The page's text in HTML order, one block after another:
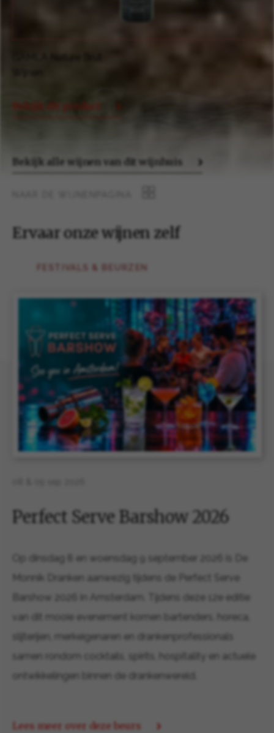
Bekijk dit product
Bekijk alle wijnen van dit wijnhuis
Ervaar onze wijnen zelf
Perfect Serve Barshow 2026
Op dinsdag 8 en woensdag 9 september 2026 is De
Monnik Dranken aanwezig tijdens de Perfect Serve
Barshow 2026 in Amsterdam. Tijdens deze 12e editie
van dit mooie evenement komen bartenders, horeca,
slijterijen, merkeigenaren en drankenprofessionals
samen rondom cocktails, spirits, hospitality en actuele
ontwikkelingen binnen de drankenwereld.
Lees meer over deze beurs